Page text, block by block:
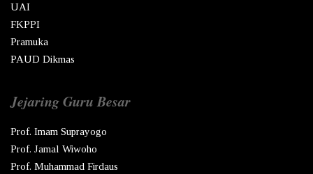
UAI
FKPPI
Pramuka
PAUD Dikmas
Jejaring Guru Besar
Prof. Imam Suprayogo
Prof. Jamal Wiwoho
Prof. Muhammad Firdaus